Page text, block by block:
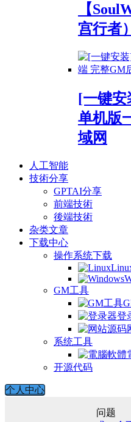
【
宫行者
[一键安
单机版
域网
人工智能
技術分享
GPTAI分享
前端技術
後端技術
杂类文章
下载中心
操作系统下载
GM工具
登
系统工具
开源代码
个人中心
问题